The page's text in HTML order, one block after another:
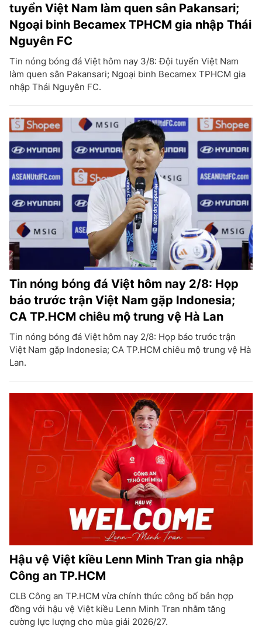
tuyển Việt Nam làm quen sân Pakansari;
Ngoại binh Becamex TPHCM gia nhập Thái
Nguyên FC
Tin nóng bóng đá Việt hôm nay 3/8: Đội tuyển Việt Nam
làm quen sân Pakansari; Ngoại binh Becamex TPHCM gia
nhập Thái Nguyên FC.
Tin nóng bóng đá Việt hôm nay 2/8: Họp
báo trước trận Việt Nam gặp Indonesia;
CA TP.HCM chiêu mộ trung vệ Hà Lan
Tin nóng bóng đá Việt hôm nay 2/8: Họp báo trước trận
Việt Nam gặp Indonesia; CA TP.HCM chiêu mộ trung vệ Hà
Lan.
Hậu vệ Việt kiều Lenn Minh Tran gia nhập
Công an TP.HCM
CLB Công an TP.HCM vừa chính thức công bố bản hợp
đồng với hậu vệ Việt kiều Lenn Minh Tran nhằm tăng
cường lực lượng cho mùa giải 2026/27.